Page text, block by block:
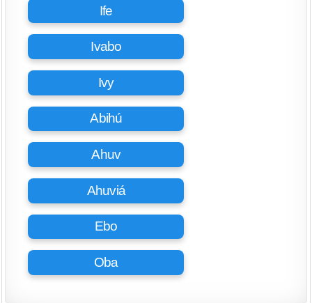
Ife
Ivabo
Ivy
Abihú
Ahuv
Ahuviá
Ebo
Oba